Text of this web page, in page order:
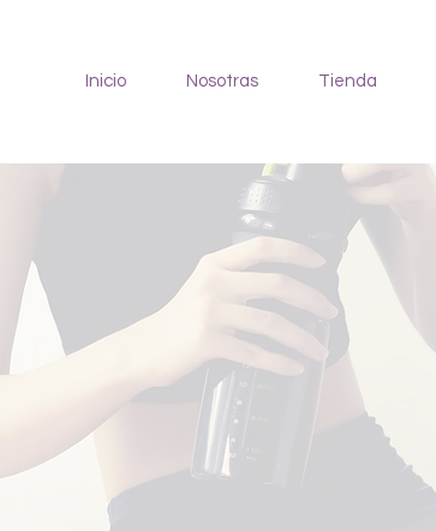
Inicio Nosotras Tienda